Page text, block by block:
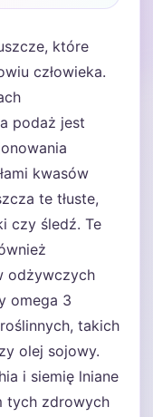
które
człowieka.
podaż jest
kwasów
te tłuste,
czy śledź. Te
odżywczych
omega 3
takich
olej sojowy.
i siemię lniane
tych zdrowych